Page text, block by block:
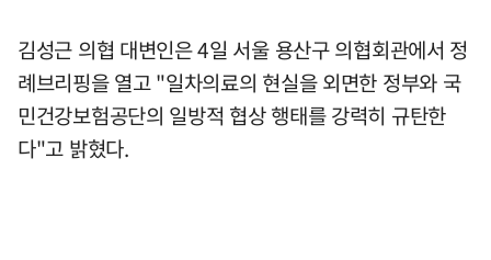
김성근 의협 대변인은 4일 서울 용산구 의협회관에서 정
례브리핑을 열고 "일차의료의 현실을 외면한 정부와 국
민건강보험공단의 일방적 협상 행태를 강력히 규탄한
다"고 밝혔다.